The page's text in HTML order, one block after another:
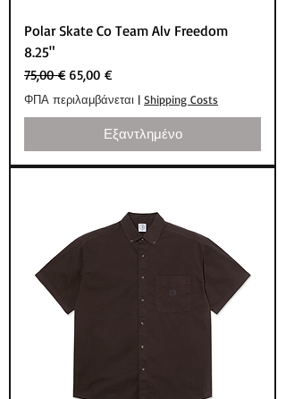
Polar Skate Co Team Alv Freedom
8.25"
Κανονική τιμή
75,00 € Τιμή Έκπτωσης
65,00 €
ΦΠΑ περιλαμβάνεται | Shipping Costs
Εξαντλημένο